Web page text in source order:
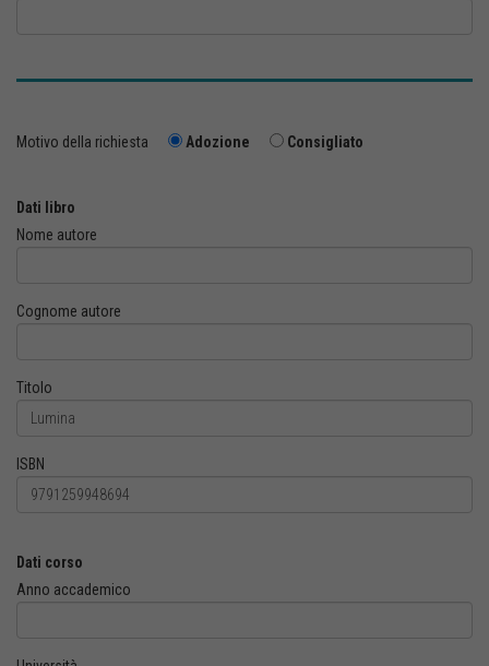
Motivo della richiesta Adozione Consigliato
Dati libro
Nome autore
Cognome autore
Titolo
ISBN
Dati corso
Anno accademico